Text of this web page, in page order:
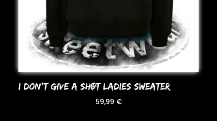
I DoN’T GIVE A SHOT LADIES SWEATER
59,99 €